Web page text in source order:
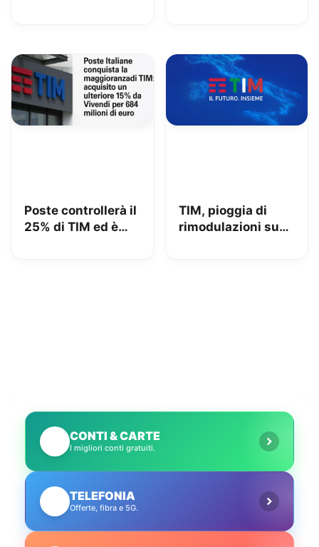
senza segnale
Poste controllerà il
25% di TIM ed è
TIM, pioggia di
rimodulazioni su
CONTI & CARTE
I migliori conti gratuiti.
TELEFONIA
Offerte, fibra e 5G.